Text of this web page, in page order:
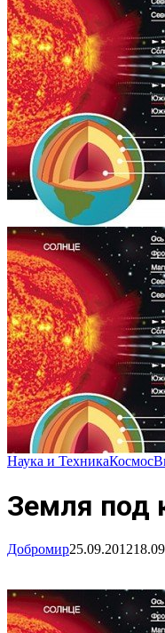
Наука и ТехникаКосмос
Земля под
Добромир25.09.2012